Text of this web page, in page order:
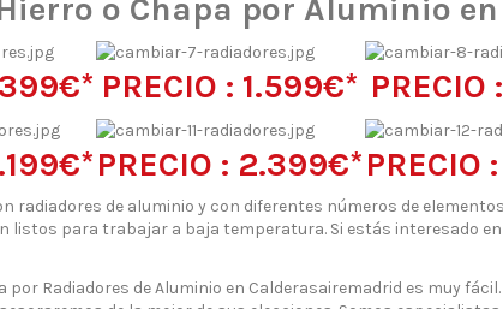
o Chapa por Aluminio
PRECIO : 1.599€* PRECIO
PRECIO : 2.399€*PRECIO
radiadores de aluminio y con diferentes números de
listos para trabajar a baja temperatura. Si estás interesado en
por Radiadores de Aluminio en Calderasairemadrid es muy